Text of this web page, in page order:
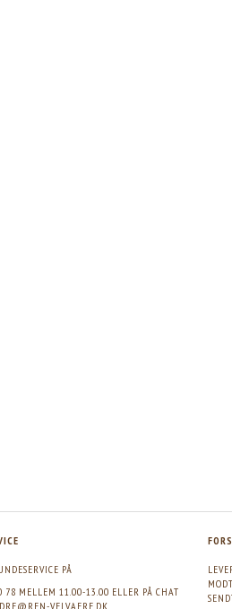
PÅ
MELLEM 11.00-13.00 ELLER PÅ CHAT
VELVAERE.DK